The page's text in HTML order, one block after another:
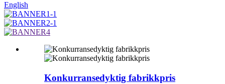
English
Konkurransedyktig fabrikkpris